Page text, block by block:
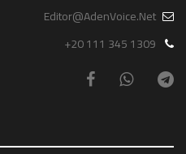
Editor@AdenVoice.Net
+20 111 345 1309